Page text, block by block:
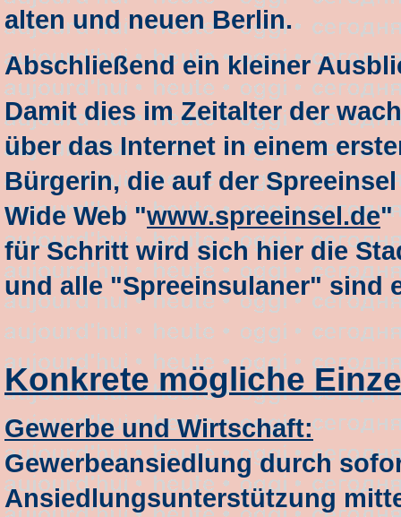
alten und neuen Berlin.
Abschließend ein kleiner
Damit dies im Zeitalter der
über das Internet in einem
Bürgerin, die auf der
Wide Web "www.spreeinsel.de"
für Schritt wird sich hier die
und alle "Spreeinsulaner" sind
Konkrete mögliche
Gewerbe und Wirtschaft:
Gewerbeansiedlung durch
Ansiedlungsunterstützung